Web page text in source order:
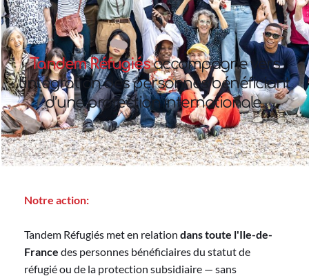
Tandem Réfugiés accompagne vers
l’intégration des personnes bénéficiant
d’une protection internationale.
Notre action:
Tandem Réfugiés met en relation dans toute l'Ile-de-
France des personnes bénéficiaires du statut de
réfugié ou de la protection subsidiaire — sans